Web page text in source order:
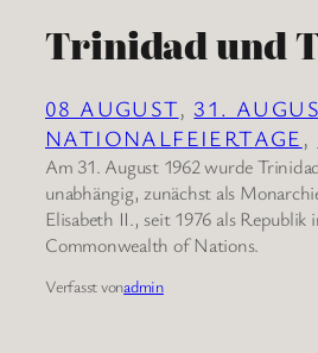
Trinidad und
08 AUGUST, 31.
NATIONALFEIERTAGE ,
Am 31. August 1962 wurde
unabhängig, zunächst als
Elisabeth II., seit 1976 als Republik
Commonwealth of Nations.
Verfasst vonadmin